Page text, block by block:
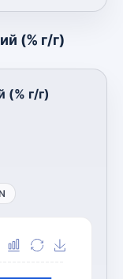
(% г/г)
(% г/г)